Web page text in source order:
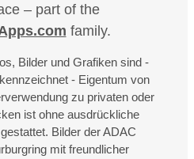
– part of the
family.
Bilder und Grafiken sind -
- Eigentum von
zu privaten oder
ist ohne ausdrückliche
Bilder der ADAC
mit freundlicher